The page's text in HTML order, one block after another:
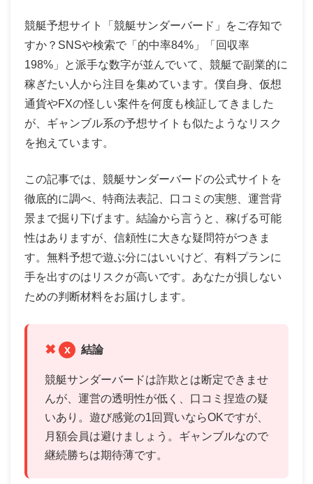
競艇予想サイト「競艇サンダーバード」をご存知で
すか？SNSや検索で「的中率84%」「回収率
198%」と派手な数字が並んでいて、競艇で副業的に
稼ぎたい人から注目を集めています。僕自身、仮想
通貨やFXの怪しい案件を何度も検証してきました
が、ギャンブル系の予想サイトも似たようなリスク
を抱えています。
この記事では、競艇サンダーバードの公式サイトを
徹底的に調べ、特商法表記、口コミの実態、運営背
景まで掘り下げます。結論から言うと、稼げる可能
性はありますが、信頼性に大きな疑問符がつきま
す。無料予想で遊ぶ分にはいいけど、有料プランに
手を出すのはリスクが高いです。あなたが損しない
ための判断材料をお届けします。
x 結論
競艇サンダーバードは詐欺とは断定できませ
んが、運営の透明性が低く、口コミ捏造の疑
いあり。遊び感覚の1回買いならOKですが、
月額会員は避けましょう。ギャンブルなので
継続勝ちは期待薄です。